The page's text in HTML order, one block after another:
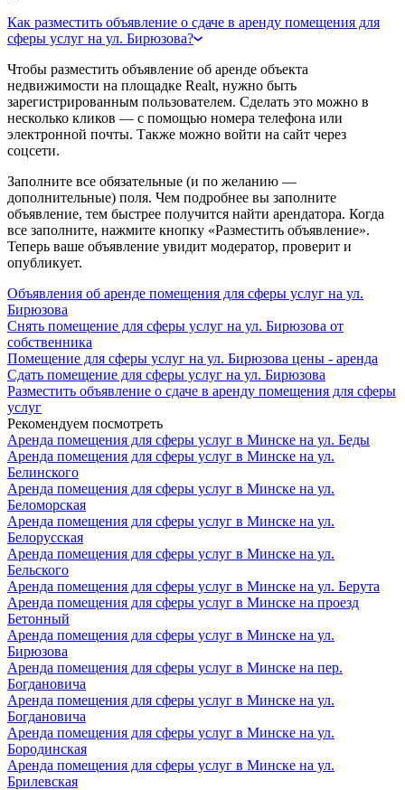
Как разместить объявление о сдаче в аренду помещения для
сферы услуг на ул. Бирюзова?
Чтобы разместить объявление об аренде объекта
недвижимости на площадке Realt, нужно быть
зарегистрированным пользователем. Сделать это можно в
несколько кликов — с помощью номера телефона или
электронной почты. Также можно войти на сайт через
соцсети.
Заполните все обязательные (и по желанию —
дополнительные) поля. Чем подробнее вы заполните
объявление, тем быстрее получится найти арендатора. Когда
все заполните, нажмите кнопку «Разместить объявление».
Теперь ваше объявление увидит модератор, проверит и
опубликует.
Объявления об аренде помещения для сферы услуг на ул.
Бирюзова
Снять помещение для сферы услуг на ул. Бирюзова от
собственника
Помещение для сферы услуг на ул. Бирюзова цены - аренда
Сдать помещение для сферы услуг на ул. Бирюзова
Разместить объявление о сдаче в аренду помещения для сферы
услуг
Рекомендуем посмотреть
Аренда помещения для сферы услуг в Минске на ул. Беды
Аренда помещения для сферы услуг в Минске на ул.
Белинского
Аренда помещения для сферы услуг в Минске на ул.
Беломорская
Аренда помещения для сферы услуг в Минске на ул.
Белорусская
Аренда помещения для сферы услуг в Минске на ул.
Бельского
Аренда помещения для сферы услуг в Минске на ул. Берута
Аренда помещения для сферы услуг в Минске на проезд
Бетонный
Аренда помещения для сферы услуг в Минске на ул.
Бирюзова
Аренда помещения для сферы услуг в Минске на пер.
Богдановича
Аренда помещения для сферы услуг в Минске на ул.
Богдановича
Аренда помещения для сферы услуг в Минске на ул.
Бородинская
Аренда помещения для сферы услуг в Минске на ул.
Брилевская